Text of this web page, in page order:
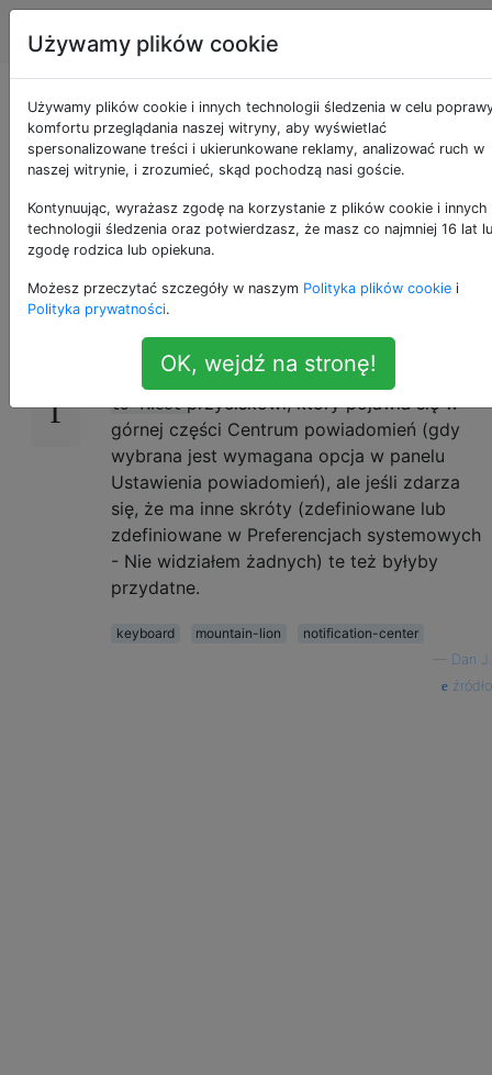
Apple Tagi
Czy Centrum
powiadomień ma
skróty klawiaturowe?
14
Czy są jakieś skróty klawiaturowe do
systemie OS X Mountain Lion? Szczególnie
interesujący jest skrót odpowiadający
to Tweet przyciskowi, który pojawia się w
górnej części Centrum powiadomień (gdy
wybrana jest wymagana opcja w panelu
Ustawienia powiadomień), ale jeśli zdarza
się, że ma inne skróty (zdefiniowane lub
zdefiniowane w Preferencjach systemowych
- Nie widziałem żadnych) te też byłyby
przydatne.
keyboard mountain-lion
notification-center
Dan J.
źródło
Używamy plików cookie
Używamy plików cookie i innych technologii śledzenia w celu
komfortu przeglądania naszej witryny, aby wyświetlać
spersonalizowane treści i ukierunkowane reklamy, analizować ruch w
naszej witrynie, i zrozumieć, skąd pochodzą nasi goście.
Kontynuując, wyrażasz zgodę na korzystanie z plików cookie i innych
technologii śledzenia oraz potwierdzasz, że masz co najmniej 16 lat
zgodę rodzica lub opiekuna.
Możesz przeczytać szczegóły w naszym Polityka plików cookie i
Polityka prywatności.
OK, wejdź na stronę!